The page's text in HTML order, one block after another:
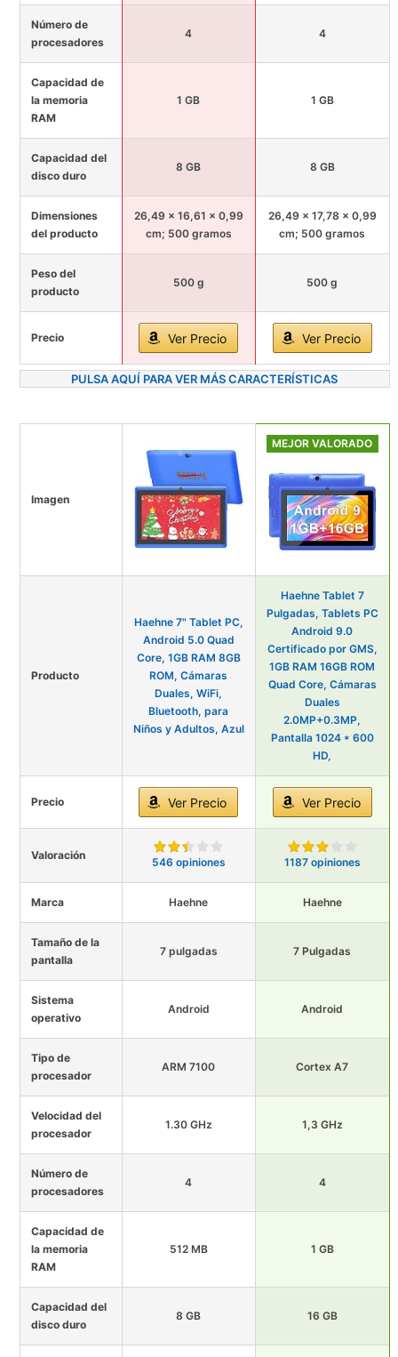
Número de
procesadores
4 4
Capacidad de
la memoria
RAM
1 GB 1 GB
Capacidad del
disco duro
8 GB 8 GB
Dimensiones
del producto
26,49 x 16,61 x 0,99
cm; 500 gramos
26,49 x 17,78 x 0,99
cm; 500 gramos
Peso del
producto
500 g 500 g
Precio Ver Precio Ver Precio
PULSA AQUÍ PARA VER MÁS CARACTERÍSTICAS
Imagen
MEJOR VALORADO
Producto
Haehne 7" Tablet PC,
Android 5.0 Quad
Core, 1GB RAM 8GB
ROM, Cámaras
Duales, WiFi,
Bluetooth, para
Niños y Adultos, Azul
Haehne Tablet 7
Pulgadas, Tablets PC
Android 9.0
Certificado por GMS,
1GB RAM 16GB ROM
Quad Core, Cámaras
Duales
2.0MP+0.3MP,
Pantalla 1024 * 600
HD,
Precio Ver Precio Ver Precio
Valoración
546 opiniones 1187 opiniones
Marca Haehne Haehne
Tamaño de la
pantalla
7 pulgadas 7 Pulgadas
Sistema
operativo
Android Android
Tipo de
procesador
ARM 7100 Cortex A7
Velocidad del
procesador
1.30 GHz 1,3 GHz
Número de
procesadores
4 4
Capacidad de
la memoria
RAM
512 MB 1 GB
Capacidad del
disco duro
8 GB 16 GB